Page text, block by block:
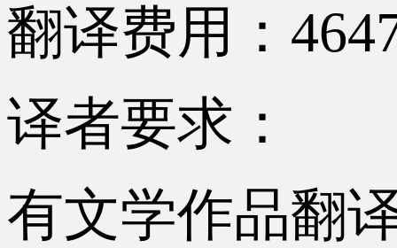
翻译费用：
译者要求：
有文学作品翻